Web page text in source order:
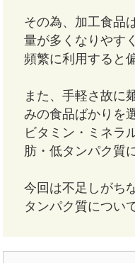
その為、加工食品
量が多くなりやすく
頻繁に利用すると
また、手軽さ故に
みの食品ばかりを
ビタミン・ミネラ
肪・低タンパク質
今回は不足しがち
タンパク質につい